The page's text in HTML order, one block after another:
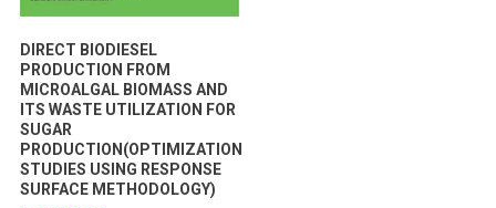
DIRECT BIODIESEL
PRODUCTION FROM
MICROALGAL BIOMASS AND
ITS WASTE UTILIZATION FOR
SUGAR
PRODUCTION(OPTIMIZATION
STUDIES USING RESPONSE
SURFACE METHODOLOGY)